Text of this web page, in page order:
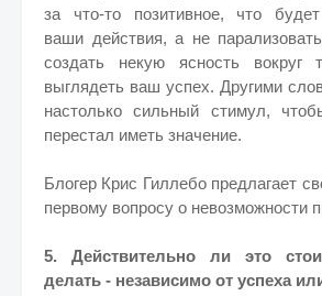
за что-то позитивное, что
ваши действия, а не
создать некую ясность вокруг
выглядеть ваш успех. Другими
настолько сильный стимул,
перестал иметь значение.
Блогер Крис Гиллебо предлагает
первому вопросу о невозможности
5. Действительно ли это
делать - независимо от успеха